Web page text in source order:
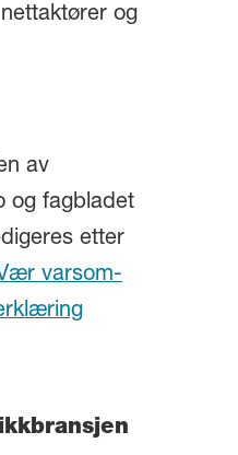
og
av
og fagbladet
etter
varsom-